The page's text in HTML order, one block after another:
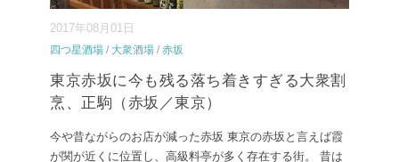
2017年08月01日
四つ星酒場 / 大衆酒場 / 赤坂
東京赤坂に今も残る落ち着きすぎる大衆割
烹、正駒（赤坂／東京）
今や昔ながらのお店が減った赤坂 東京の赤坂と言えば霞
が関が近くに位置し、高級料亭が多く存在する街。 昔は